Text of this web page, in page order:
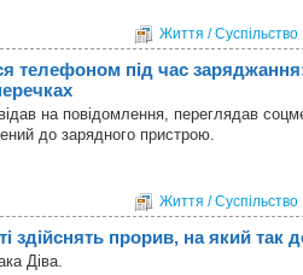
Життя / Суспільство
телефоном під час
на повідомлення, переглядав
до зарядного пристрою.
Життя / Суспільство
здійснять прорив, на який так
Діва.